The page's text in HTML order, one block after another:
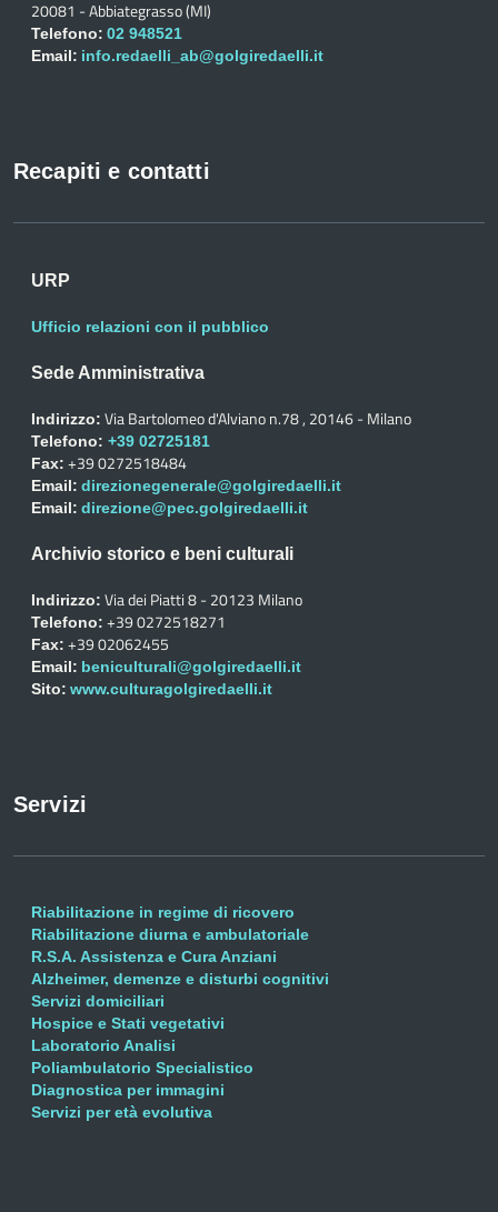
20081 - Abbiategrasso (MI)
Telefono: 02 948521
Email: info.redaelli_ab@golgiredaelli.it
Recapiti e contatti
URP
Ufficio relazioni con il pubblico
Sede Amministrativa
Indirizzo: Via Bartolomeo d'Alviano n.78 , 20146 - Milano
Telefono: +39 02725181
Fax: +39 0272518484
Email: direzionegenerale@golgiredaelli.it
Email: direzione@pec.golgiredaelli.it
Archivio storico e beni culturali
Indirizzo: Via dei Piatti 8 - 20123 Milano
Telefono: +39 0272518271
Fax: +39 02062455
Email: beniculturali@golgiredaelli.it
Sito: www.culturagolgiredaelli.it
Servizi
Riabilitazione in regime di ricovero
Riabilitazione diurna e ambulatoriale
R.S.A. Assistenza e Cura Anziani
Alzheimer, demenze e disturbi cognitivi
Servizi domiciliari
Hospice e Stati vegetativi
Laboratorio Analisi
Poliambulatorio Specialistico
Diagnostica per immagini
Servizi per età evolutiva